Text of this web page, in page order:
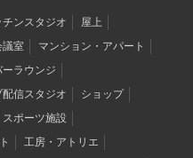
チンスタジオ
屋上
議室
マンション・アパート
ーラウンジ
配信スタジオ
ショップ
スポーツ施設
工房・アトリエ